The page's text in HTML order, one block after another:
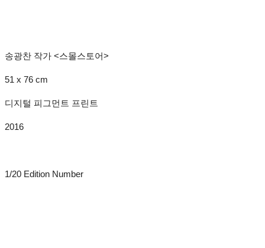
송광찬 작가 <스몰스토어>
51 x 76 cm
디지털 피그먼트 프린트
2016
1/20 Edition Number